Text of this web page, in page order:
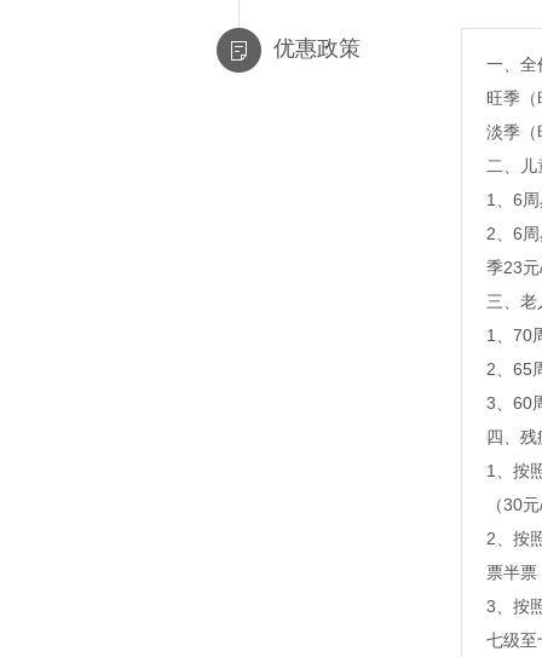
优惠政策
一、全
旺季
淡季（
二、
1、6
2、6
季23
三、老
1、70
2、65
3、60
四、残
1、按
（30
2、按
票半
3、按
七级至